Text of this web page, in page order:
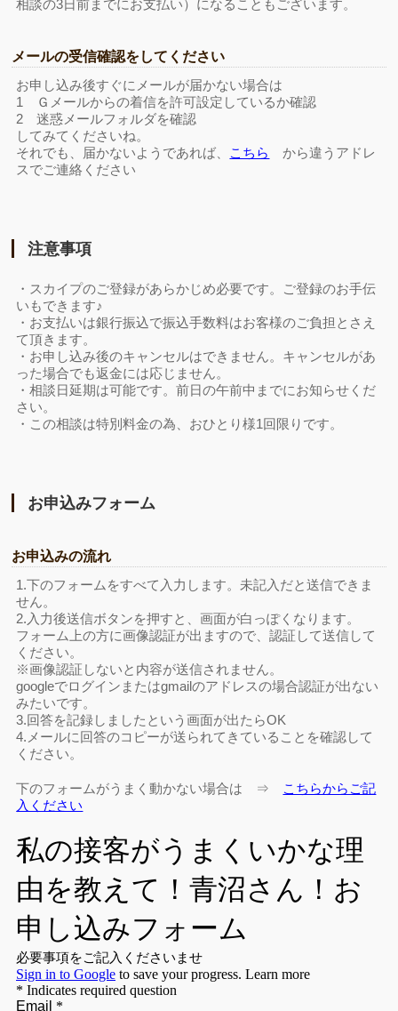
相談の3日前までにお支払い）になることもございます。
メールの受信確認をしてください
お申し込み後すぐにメールが届かない場合は
1 Ｇメールからの着信を許可設定しているか確認
2 迷惑メールフォルダを確認
してみてくださいね。
それでも、届かないようであれば、 こちら
から違うアドレ
スでご連絡ください
注意事項
・スカイプのご登録があらかじめ必要です。ご登録のお手伝
いもできます♪
・お支払いは銀行振込で振込手数料はお客様のご負担とさえ
て頂きます。
・お申し込み後のキャンセルはできません。キャンセルがあ
った場合でも返金には応じません。
・相談日延期は可能です。前日の午前中までにお知らせくだ
さい。
・この相談は特別料金の為、おひとり様1回限りです。
お申込みフォーム
お申込みの流れ
1.下のフォームをすべて入力します。未記入だと送信できま
せん。
2.入力後送信ボタンを押すと、画面が白っぽくなります。
フォーム上の方に画像認証が出ますので、認証して送信して
ください。
※画像認証しないと内容が送信されません。
googleでログインまたはgmailのアドレスの場合認証が出ない
みたいです。
3.回答を記録しましたという画面が出たらOK
4.メールに回答のコピーが送られてきていることを確認して
ください。
下のフォームがうまく動かない場合は ⇒ こちらからご記
入ください